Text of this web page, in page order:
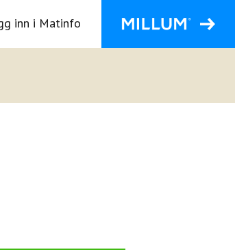
inn i Matinfo